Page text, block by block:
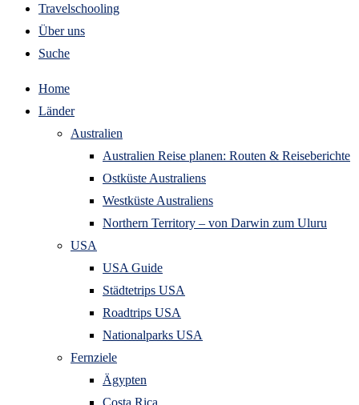
Travelschooling
Über uns
Suche
Home
Länder
Australien
Australien Reise planen: Routen & Reiseberichte
Ostküste Australiens
Westküste Australiens
Northern Territory – von Darwin zum Uluru
USA
USA Guide
Städtetrips USA
Roadtrips USA
Nationalparks USA
Fernziele
Ägypten
Costa Rica